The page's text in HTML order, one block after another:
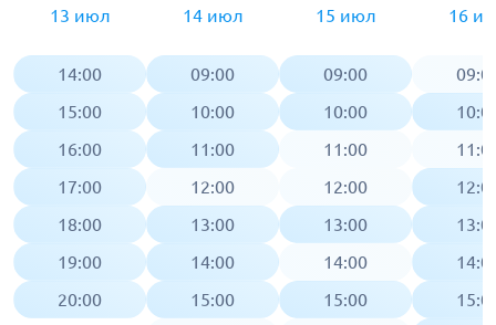
13 июл
14:00
15:00
16:00
17:00
18:00
19:00
20:00
14 июл
09:00
10:00
11:00
12:00
13:00
14:00
15:00
15 июл
09:00
10:00
11:00
12:00
13:00
14:00
15:00
16